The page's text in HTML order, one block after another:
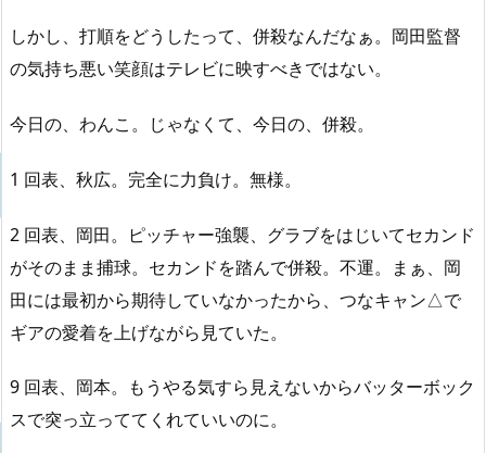
しかし、打順をどうしたって、併殺なんだなぁ。岡田監督
の気持ち悪い笑顔はテレビに映すべきではない。
今日の、わんこ。じゃなくて、今日の、併殺。
1 回表、秋広。完全に力負け。無様。
2 回表、岡田。ピッチャー強襲、グラブをはじいてセカンド
がそのまま捕球。セカンドを踏んで併殺。不運。まぁ、岡
田には最初から期待していなかったから、つなキャン△で
ギアの愛着を上げながら見ていた。
9 回表、岡本。もうやる気すら見えないからバッターボック
スで突っ立っててくれていいのに。